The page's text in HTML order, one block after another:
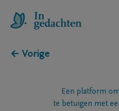
← Vorige
Een platform
te betuigen met